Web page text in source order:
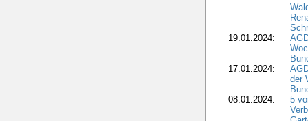
19.01.2024:
17.01.2024:
der
08.01.2024:
5